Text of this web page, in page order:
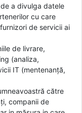
a divulga datele
cu care
de servicii ai
de livrare,
(analiza,
IT (mentenanță,
către
companii de